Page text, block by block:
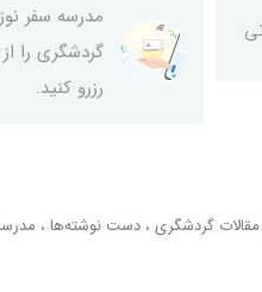
مدرسه سفر
گردشگری را
رزرو کنید.
مقالات گردشگری دست نوشته‌ها